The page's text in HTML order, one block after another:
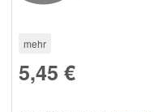
mehr
5,45 €
Mini Ersatzteile